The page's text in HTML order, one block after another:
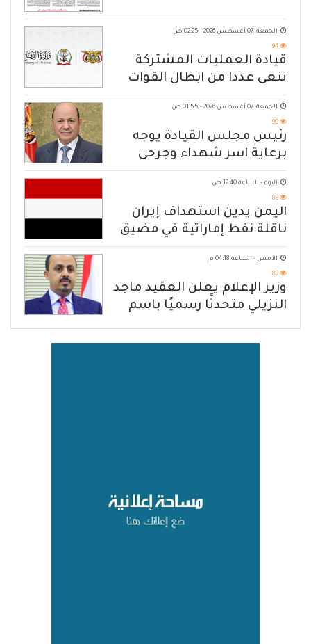
الجمعة, 07 أغسطس 2026 - 02:25 ص
94
قيادة العمليات المشتركة
تنعى عددا من ابطال القوات
المسلحة
الجمعة, 07 أغسطس 2026 - 01:55 ص
90
رئيس مجلس القيادة يوجه
برعاية اسر شهداء وجرحى
الهجوم الإرهابي الحوثي والرد
الحازم على مصدر التهديد
اليوم - الساعة 12:40 ص
83
اليمن يدين استهداف إيران
ناقلة نفط إماراتية في مضيق
هرمز
الأمس - الساعة 04:18 م
82
وزير الإعلام يعلن العقيد ماجد
النزيلي متحدثًا رسميًا باسم